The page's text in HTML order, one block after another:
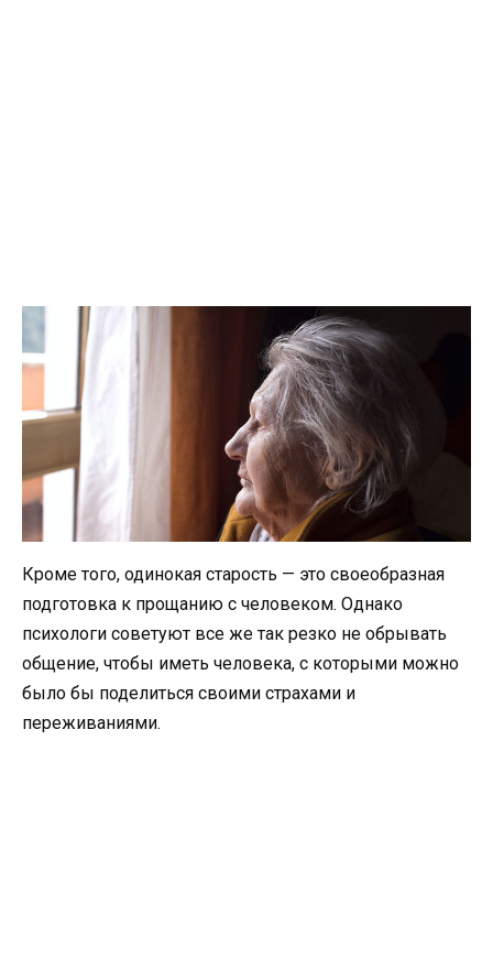
Кроме того, одинокая старость — это своеобразная
подготовка к прощанию с человеком. Однако
психологи советуют все же так резко не обрывать
общение, чтобы иметь человека, с которыми можно
было бы поделиться своими страхами и
переживаниями.